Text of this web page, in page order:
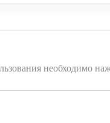
необходимо